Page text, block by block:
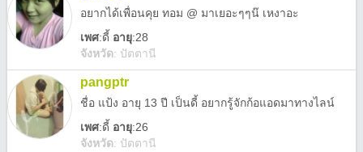
อยากได้เพื่อนคุย ทอม @ มาเยอะๆๆน๊ เหงาอะ
เพศ:ดี้ อายุ:28
จังหวัด: ปัตตานี
pangptr
ชื่อ แป้ง อายุ 13 ปี เป็นดี้ อยากรู้จักก้อแอดมาทางไลน์
เพศ:ดี้ อายุ:26
จังหวัด: ปัตตานี